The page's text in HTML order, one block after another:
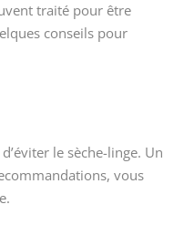
traité pour être
conseils pour
le sèche-linge. Un
vous